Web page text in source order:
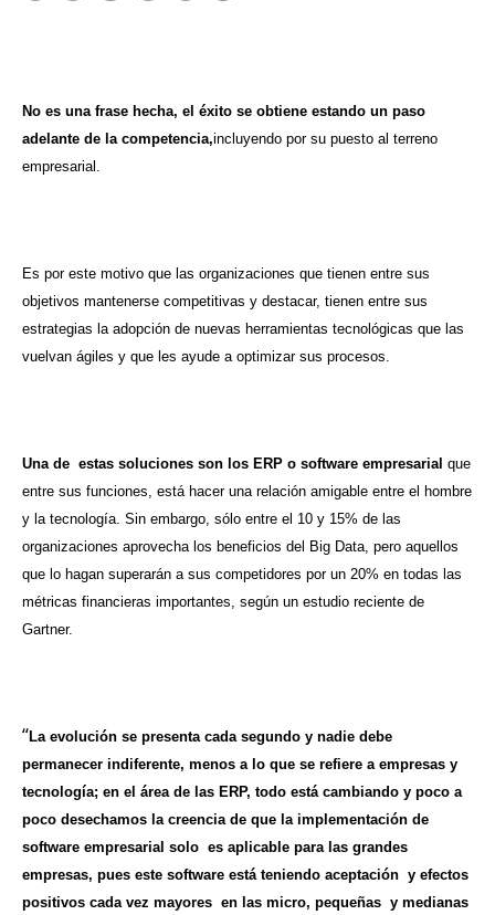
No es una frase hecha, el éxito se obtiene estando un paso
adelante de la competencia,incluyendo por su puesto al terreno
empresarial.
Es por este motivo que las organizaciones que tienen entre sus
objetivos mantenerse competitivas y destacar, tienen entre sus
estrategias la adopción de nuevas herramientas tecnológicas que las
vuelvan ágiles y que les ayude a optimizar sus procesos.
Una de estas soluciones son los ERP o software empresarial que
entre sus funciones, está hacer una relación amigable entre el hombre
y la tecnología. Sin embargo, sólo entre el 10 y 15% de las
organizaciones aprovecha los beneficios del Big Data, pero aquellos
que lo hagan superarán a sus competidores por un 20% en todas las
métricas financieras importantes, según un estudio reciente de
Gartner.
“La evolución se presenta cada segundo y nadie debe
permanecer indiferente, menos a lo que se refiere a empresas y
tecnología; en el área de las ERP, todo está cambiando y poco a
poco desechamos la creencia de que la implementación de
software empresarial solo es aplicable para las grandes
empresas, pues este software está teniendo aceptación y efectos
positivos cada vez mayores en las micro, pequeñas y medianas